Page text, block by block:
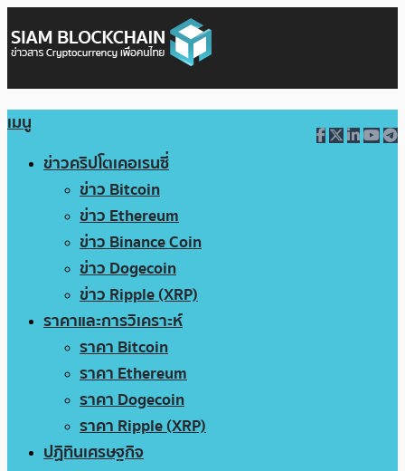
เมนู
ข่าวคริปโตเคอเรนซี่
ข่าว Bitcoin
ข่าว Ethereum
ข่าว Binance Coin
ข่าว Dogecoin
ข่าว Ripple (XRP)
ราคาและการวิเคราะห์
ราคา Bitcoin
ราคา Ethereum
ราคา Dogecoin
ราคา Ripple (XRP)
ปฏิทินเศรษฐกิจ